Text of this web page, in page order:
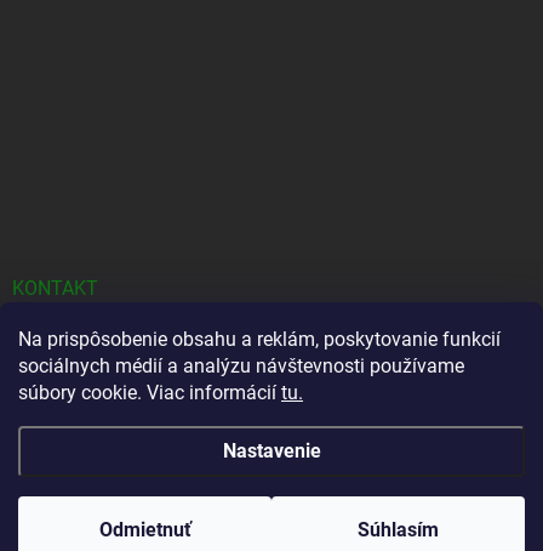
Na prispôsobenie obsahu a reklám, poskytovanie funkcií
sociálnych médií a analýzu návštevnosti používame
súbory cookie. Viac informácií tu.
Nastavenie
Odmietnuť Súhlasím
KONTAKT
info@gobamboo.sk
+421944111609
https://www.facebook.com/gobamboo.sk
gobamboo_sk